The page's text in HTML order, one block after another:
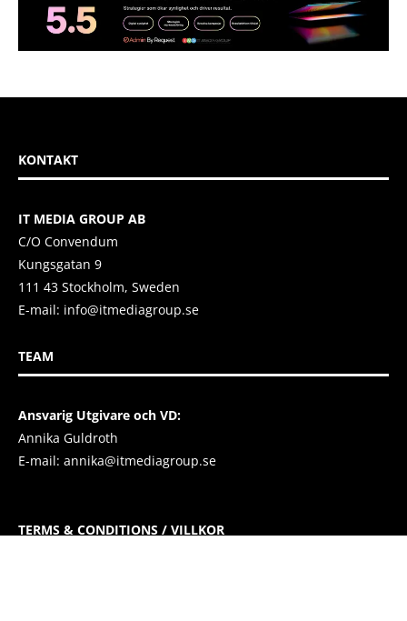
KONTAKT
IT MEDIA GROUP AB
C/O Convendum
Kungsgatan 9
111 43 Stockholm, Sweden
E-mail: info@itmediagroup.se
TEAM
Ansvarig Utgivare och VD:
Annika Guldroth
E-mail: annika@itmediagroup.se
TERMS & CONDITIONS / VILLKOR